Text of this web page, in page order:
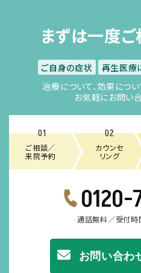
まずは一度
ご自身の症状 再生医療
治療について、効果につ
お気軽にお問い
ご相談／
来院予約
カウンセ
リング
01 02
0120-
通話無料／受付
お問い合わ